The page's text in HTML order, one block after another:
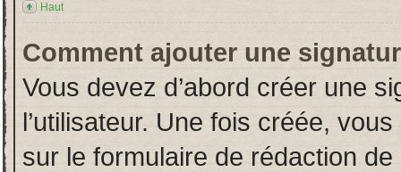
Haut
Comment ajouter une
Vous devez d’abord créer une
l’utilisateur. Une fois créée,
sur le formulaire de rédaction